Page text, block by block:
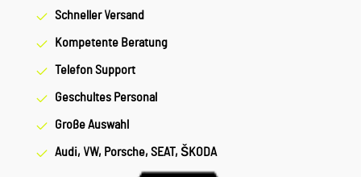
Schneller Versand
Kompetente Beratung
Telefon Support
Geschultes Personal
Große Auswahl
Audi, VW, Porsche, SEAT, ŠKODA